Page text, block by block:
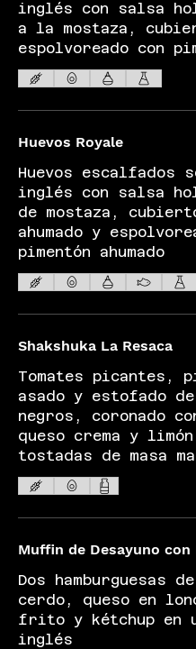
inglés con salsa
a la mostaza,
espolvoreado con
Huevos Royale
Huevos escalfados
inglés con salsa
de mostaza,
ahumado y
pimentón ahumado
Shakshuka La Resaca
Tomates picantes,
asado y estofado
negros, coronado
queso crema y
tostadas de masa
Muffin de Desayuno con
Dos hamburguesas
cerdo, queso en
frito y kétchup en
inglés